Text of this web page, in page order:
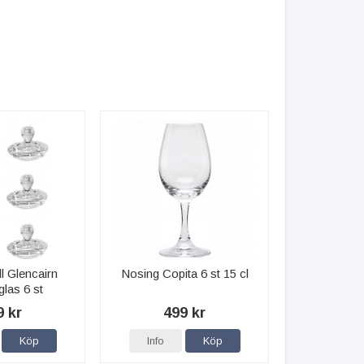
Glencairn
6 st
kr
Köp
Nosing Copita 6 st 15 cl
499 kr
Info Köp